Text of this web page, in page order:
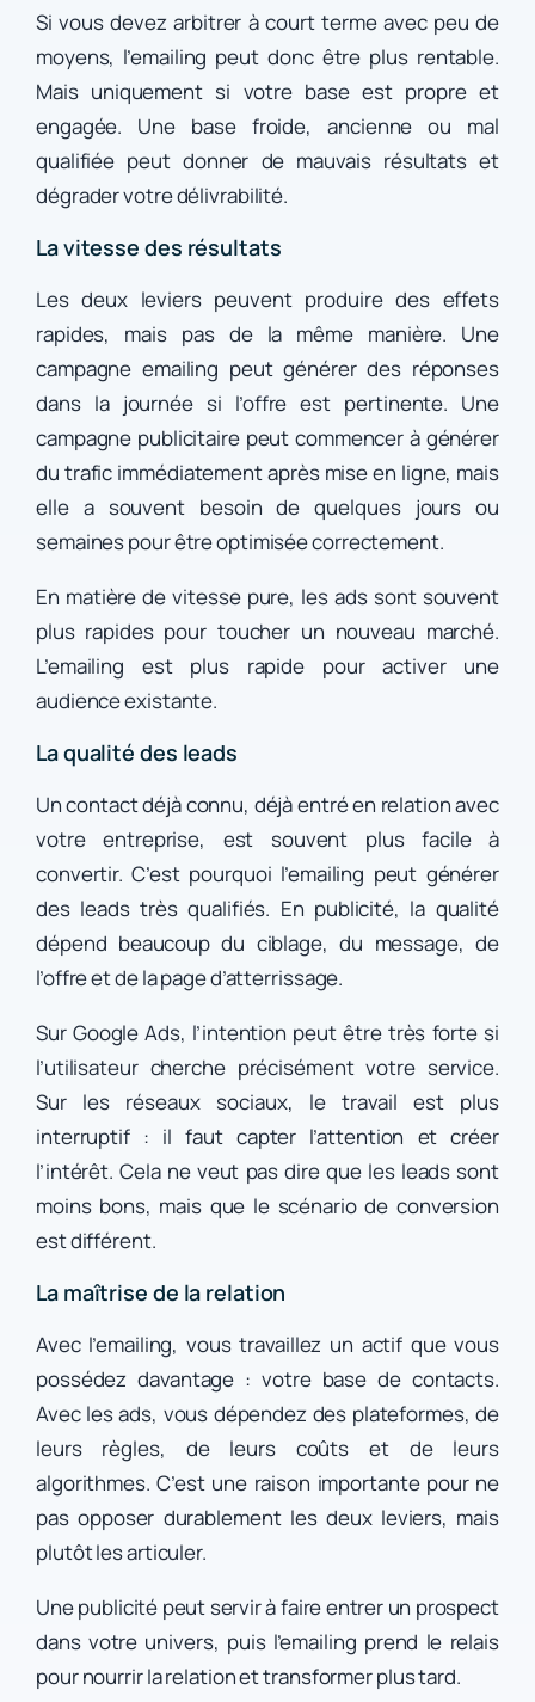
Si vous devez arbitrer à court terme avec peu de
moyens, l’emailing peut donc être plus rentable.
Mais uniquement si votre base est propre et
engagée. Une base froide, ancienne ou mal
qualifiée peut donner de mauvais résultats et
dégrader votre délivrabilité.
La vitesse des résultats
Les deux leviers peuvent produire des effets
rapides, mais pas de la même manière. Une
campagne emailing peut générer des réponses
dans la journée si l’offre est pertinente. Une
campagne publicitaire peut commencer à générer
du trafic immédiatement après mise en ligne, mais
elle a souvent besoin de quelques jours ou
semaines pour être optimisée correctement.
En matière de vitesse pure, les ads sont souvent
plus rapides pour toucher un nouveau marché.
L’emailing est plus rapide pour activer une
audience existante.
La qualité des leads
Un contact déjà connu, déjà entré en relation avec
votre entreprise, est souvent plus facile à
convertir. C’est pourquoi l’emailing peut générer
des leads très qualifiés. En publicité, la qualité
dépend beaucoup du ciblage, du message, de
l’offre et de la page d’atterrissage.
Sur Google Ads, l’intention peut être très forte si
l’utilisateur cherche précisément votre service.
Sur les réseaux sociaux, le travail est plus
interruptif : il faut capter l’attention et créer
l’intérêt. Cela ne veut pas dire que les leads sont
moins bons, mais que le scénario de conversion
est différent.
La maîtrise de la relation
Avec l’emailing, vous travaillez un actif que vous
possédez davantage : votre base de contacts.
Avec les ads, vous dépendez des plateformes, de
leurs règles, de leurs coûts et de leurs
algorithmes. C’est une raison importante pour ne
pas opposer durablement les deux leviers, mais
plutôt les articuler.
Une publicité peut servir à faire entrer un prospect
dans votre univers, puis l’emailing prend le relais
pour nourrir la relation et transformer plus tard.